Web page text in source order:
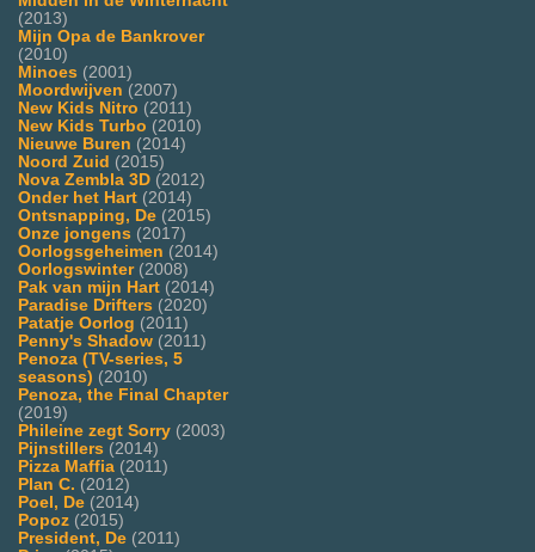
(2013)
Mijn Opa de Bankrover
(2010)
Minoes (2001)
Moordwijven (2007)
New Kids Nitro (2011)
New Kids Turbo (2010)
Nieuwe Buren (2014)
Noord Zuid (2015)
Nova Zembla 3D (2012)
Onder het Hart (2014)
Ontsnapping, De (2015)
Onze jongens (2017)
Oorlogsgeheimen (2014)
Oorlogswinter(2008)
Pak van mijn Hart (2014)
Paradise Drifters (2020)
Patatje Oorlog (2011)
Penny's Shadow (2011)
Penoza (TV-series, 5
seasons) (2010)
Penoza, the Final Chapter
(2019)
Phileine zegt Sorry (2003)
Pijnstillers (2014)
Pizza Maffia (2011)
Plan C. (2012)
Poel, De (2014)
Popoz (2015)
President, De (2011)